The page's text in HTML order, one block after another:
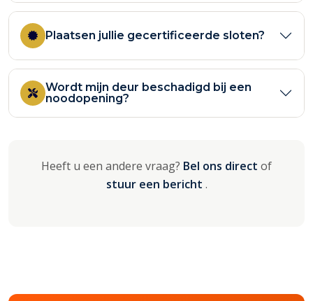
Plaatsen jullie gecertificeerde sloten?
Wordt mijn deur beschadigd bij een
noodopening?
Heeft u een andere vraag? Bel ons direct of
stuur een bericht .